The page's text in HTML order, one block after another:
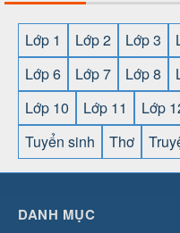
Lớp 1 Lớp 2 Lớp 3
Lớp 6
Lớp 7 Lớp 8
Lớp 10
Lớp 11
Lớp
Tuyển sinh
Thơ
cái OPEN88⇔
DANH MỤC